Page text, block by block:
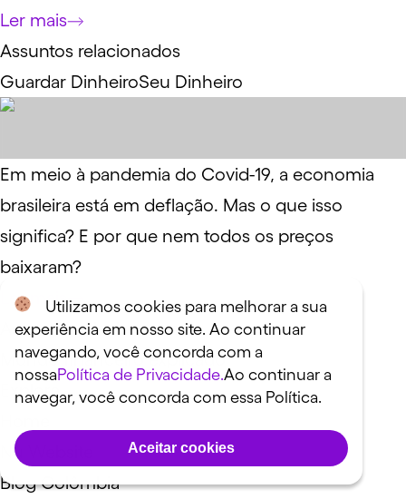
Ler mais
Assuntos relacionados
Guardar DinheiroSeu Dinheiro
Em meio à pandemia do Covid-19, a economia
brasileira está em deflação. Mas o que isso
significa? E por que nem todos os preços
baixaram?
Ler mais
Assuntos relacionados
Mundo financeiro explicado
Explore
Nu Website
Blog Colômbia
Utilizamos cookies para melhorar a sua
experiência em nosso site. Ao continuar
navegando, você concorda com a
nossaPolítica de Privacidade.Ao continuar a
navegar, você concorda com essa Política.
Aceitar cookies